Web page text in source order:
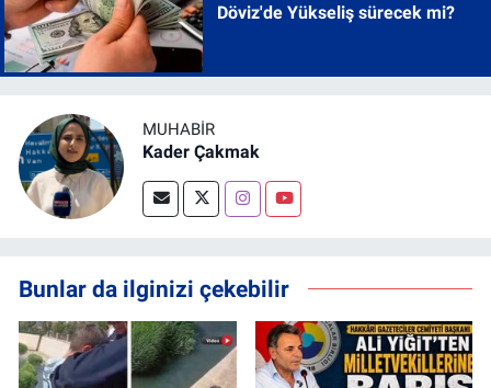
Döviz'de Yükseliş sürecek mi?
MUHABİR
Kader Çakmak
Bunlar da ilginizi çekebilir